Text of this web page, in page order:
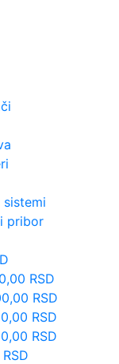
sistemi
pribor
RSD
RSD
RSD
RSD